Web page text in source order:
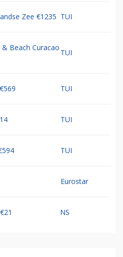
Zee €1235 TUI
Beach Curacao
TUI
TUI
TUI
TUI
Eurostar
NS